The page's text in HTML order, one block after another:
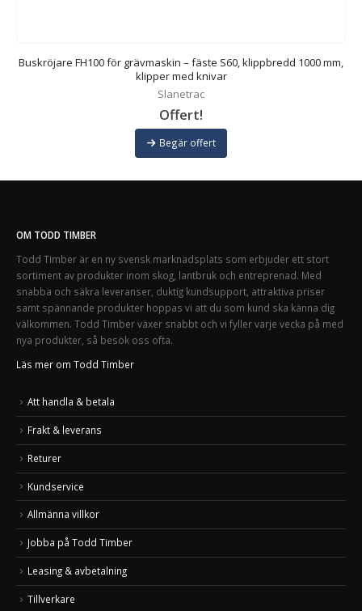
Buskröjare FH100 för grävmaskin – fäste S60, klippbredd 1000 mm,
klipper med knivar
Slanetrac
Offert!
Begär offert
OM TODD TIMBER
Todd Timber är en ny svensk marknadsplats som erbjuder ett stort
sortiment av produkter inom skog, lantbruk och entreprenad. Med
snabba och säkra leveranser, duktig kundsupport, attraktiva priser
samt spännande produkter hoppas vi att du som kund ska känna dig
välkommen. Todd Timber växer snabbt och vi fyller varje vecka på med
nya produkter, så besök oss ofta.
Läs mer om Todd Timber
Att handla & betala
Frakt & leverans
Returer
Kundservice
Allmänna villkor
Jobba på Todd Timber
Leasing & avbetalning
Tillverkare